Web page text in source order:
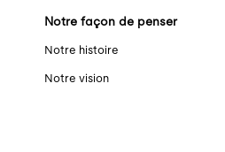
Notre façon de penser
Notre histoire
Notre vision